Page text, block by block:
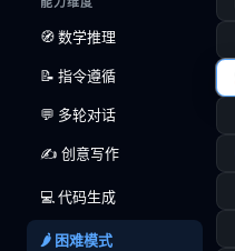
🧭 数学推理
📝 指令遵循
💬 多轮对话
✍️ 创意写作
💻 代码生成
🌶️ 困难模式